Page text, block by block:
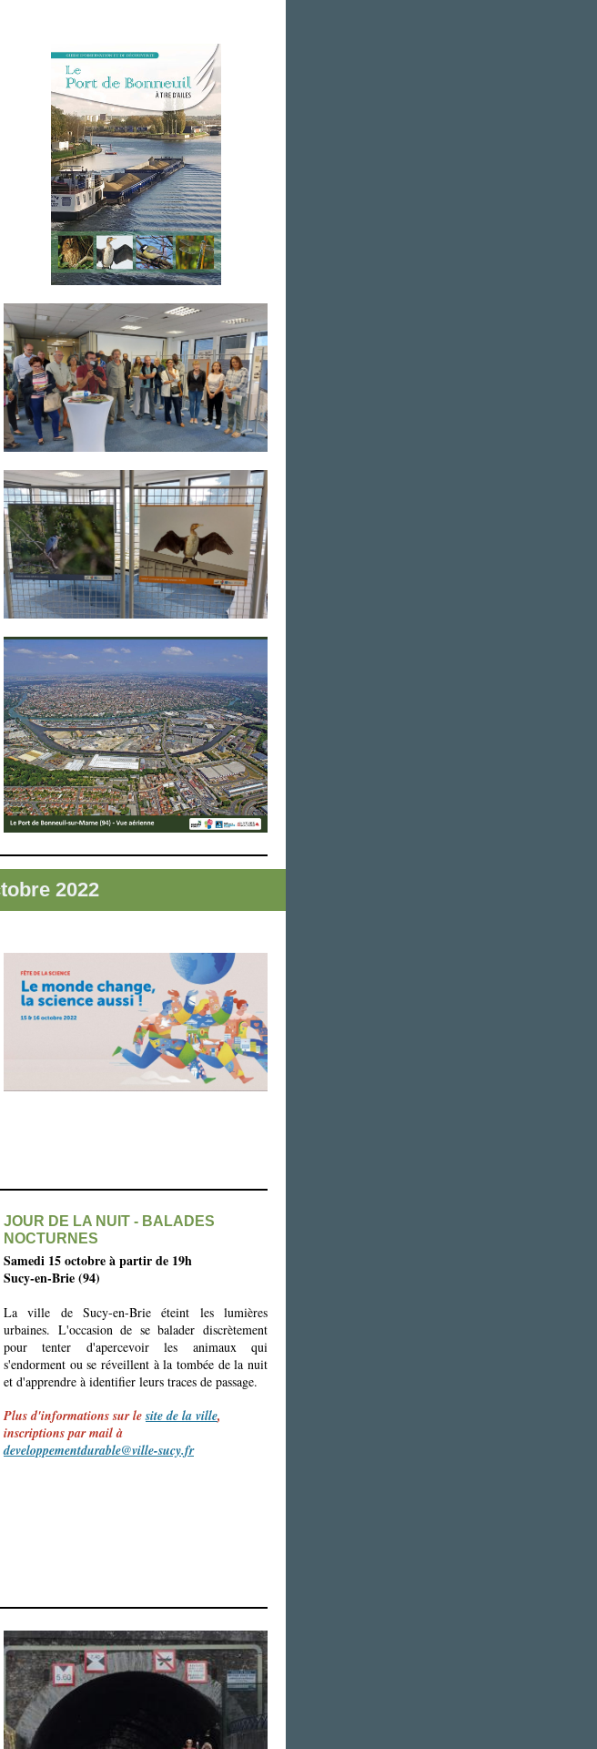
2022
JOUR DE LA NUIT - BALADES
NOCTURNES
Samedi 15 octobre à partir de 19h
Sucy-en-Brie (94)
La ville de Sucy-en-Brie éteint les lumières
urbaines. L'occasion de se balader discrètement
pour tenter d'apercevoir les animaux qui
s'endorment ou se réveillent à la tombée de la nuit
et d'apprendre à identifier leurs traces de passage.
Plus d'informations sur lesite de la ville,
inscriptions par mail à
developpementdurable@ville-sucy.fr